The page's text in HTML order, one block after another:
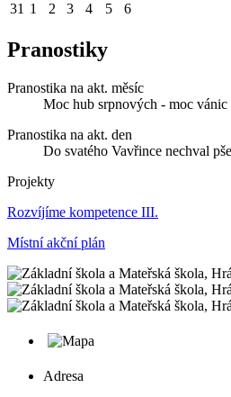
31 1 2 3 4 5 6
Pranostiky
Pranostika na akt. měsíc
Moc hub srpnových - moc vánic
Pranostika na akt. den
Do svatého Vavřince nechval
Projekty
Rozvíjíme kompetence III.
Místní akční plán
Adresa